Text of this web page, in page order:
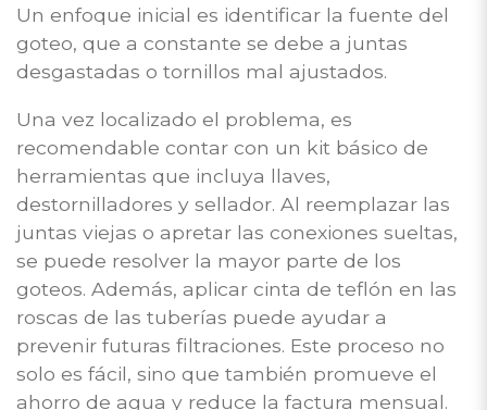
Un enfoque inicial es identificar la fuente del
goteo, que a constante se debe a juntas
desgastadas o tornillos mal ajustados.
Una vez localizado el problema, es
recomendable contar con un kit básico de
herramientas que incluya llaves,
destornilladores y sellador. Al reemplazar las
juntas viejas o apretar las conexiones sueltas,
se puede resolver la mayor parte de los
goteos. Además, aplicar cinta de teflón en las
roscas de las tuberías puede ayudar a
prevenir futuras filtraciones. Este proceso no
solo es fácil, sino que también promueve el
ahorro de agua y reduce la factura mensual.